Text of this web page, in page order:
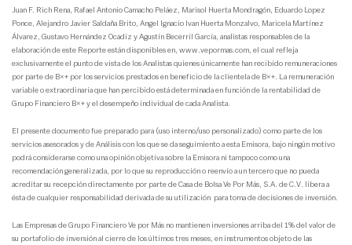
Juan F. Rich Rena, Rafael Antonio Camacho Peláez, Marisol Huerta Mondragón, Eduardo Lopez
Ponce, Alejandro Javier Saldaña Brito, Angel Ignacio Ivan Huerta Monzalvo, Maricela Martínez
Álvarez, Gustavo Hernández Ocadiz y Agustín Becerril García, analistas responsables de la
elaboración de este Reporte están disponibles en, www.vepormas.com, el cual refleja
exclusivamente el punto de vista de los Analistas quienes únicamente han recibido remuneraciones
por parte de B×+ por los servicios prestados en beneficio de la clientela de B×+. La remuneración
variable o extraordinaria que han percibido está determinada en función de la rentabilidad de
Grupo Financiero B×+ y el desempeño individual de cada Analista.
El presente documento fue preparado para (uso interno/uso personalizado) como parte de los
servicios asesorados y de Análisis con los que se da seguimiento a esta Emisora, bajo ningún motivo
podrá considerarse como una opinión objetiva sobre la Emisora ni tampoco como una
recomendación generalizada, por lo que su reproducción o reenvío a un tercero que no pueda
acreditar su recepción directamente por parte de Casa de Bolsa Ve Por Más, S.A. de C.V. libera a
ésta de cualquier responsabilidad derivada de su utilización para toma de decisiones de inversión.
Las Empresas de Grupo Financiero Ve por Más no mantienen inversiones arriba del 1% del valor de
su portafolio de inversión al cierre de los últimos tres meses, en instrumentos objeto de las